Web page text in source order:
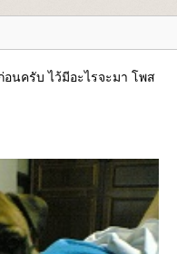
นครับ ไว้มีอะไรจะมา โพส